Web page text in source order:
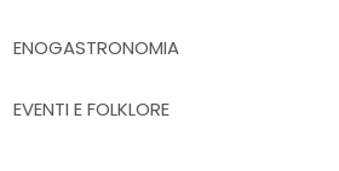
ENOGASTRONOMIA
EVENTI E FOLKLORE